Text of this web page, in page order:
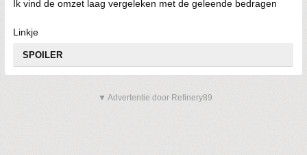
Ik vind de omzet laag vergeleken met de geleende bedragen
Linkje
SPOILER
▼ Advertentie door Refinery89